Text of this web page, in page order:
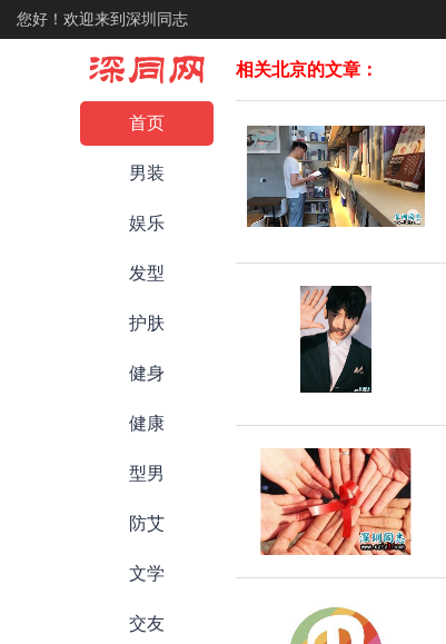
您好！欢迎来到深圳同志
首页
男装
娱乐
发型
护肤
健身
健康
型男
防艾
文学
交友
相关北京的文章：